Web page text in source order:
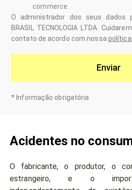
commerce.
O administrador dos seus dados
BRASIL TECNOLOGIA LTDA.
contato de acordo com nossa política
Enviar
* Informação obrigatória
Acidentes no
O fabricante, o produtor, o
estrangeiro, e o